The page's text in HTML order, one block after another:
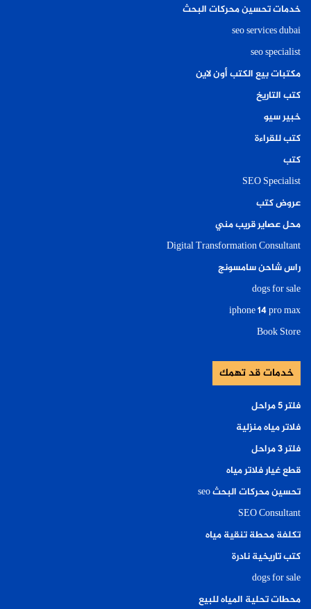
خدمات تحسين محركات البحث
seo services dubai
seo specialist
مكتبات بيع الكتب أون لاين
كتب التاريخ
خبير سيو
كتب للقراءة
كتب
SEO Specialist
عروض كتب
محل عصاير قريب مني
Digital Transformation Consultant
راس شاحن سامسونج
dogs for sale
iphone 14 pro max
Book Store
خدمات قد تهمك
فلتر ٥ مراحل
فلاتر مياه منزلية
فلتر ٣ مراحل
قطع غيار فلاتر مياه
تحسين محركات البحث seo
SEO Consultant
تكلفة محطة تنقية مياه
كتب تاريخية نادرة
dogs for sale
محطات تحلية المياه للبيع